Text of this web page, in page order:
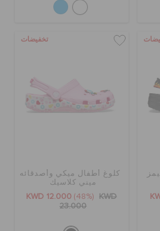
تخفيضات
كلوغ أطفال ميكي وأصدقائه
ميني كلاسيك
KWD 12.000 (48%)
KWD
23.000